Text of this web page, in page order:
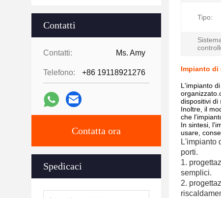
Contatti
Contatti: Ms. Amy
Telefono: +86 19118921276
Contatta ora
Spedicaci
Tipo:
Impianto
L'impianto
dispositivi di
Inoltre, il
che
In sintesi,
usare,
L'impianto
porti.
1.
semplici.
2.